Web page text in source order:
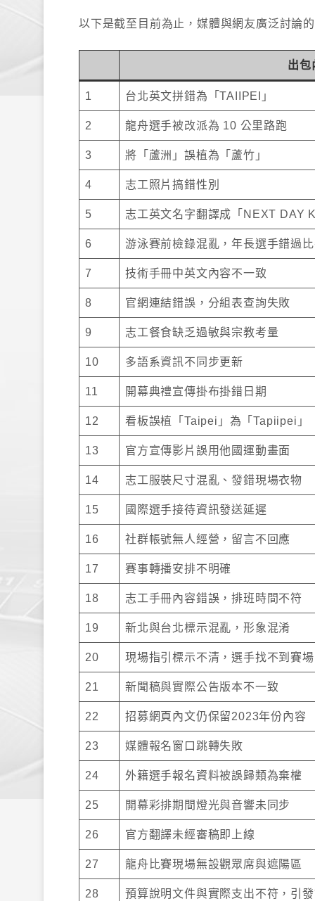
以下是截至目前為止，媒體與網友廣泛討論
出包
1 台北英文拼錯為「TAIIPEI」
2 龍舟選手被改派為 10 公里路跑
3 將「蘆洲」誤植為「蘆竹」
4 志工照片搞錯性別
5 志工英文名字翻譯成「NEXT DAY
6 游泳賽前檢錄混亂，年長選手錯過
7 技術手冊中英文內容不一致
8 官網連結錯誤，分組表查詢失敗
9 志工餐食缺乏過敏與宗教考量
10 多語系資訊不同步更新
11 開幕典禮宣傳掛布掛錯日期
12 看板誤植「Taipei」為「Tapiipei」
13 官方宣傳影片誤用他國運動畫面
14 志工服裝尺寸混亂、發錯現場衣物
15 國際選手接待資訊發送延遲
16 社群帳號無人經營，留言不回應
17 賽事轉播安排不明確
18 志工手冊內容錯誤，排班時間不符
19 新北與台北標示混亂，形象混淆
20 現場指引標示不清，選手找不到賽場
21 新聞稿與實際公告版本不一致
22 招募網頁內文仍保留2023年份內容
23 媒體報名窗口跳轉失敗
24 外籍選手報名資料被誤歸類為棄權
25 開幕彩排期間燈光與音響未同步
26 官方翻譯未經審稿即上線
27 龍舟比賽現場無設觀眾席與遮陽區
28
預算說明文件與實際支出不符，引